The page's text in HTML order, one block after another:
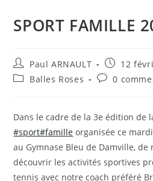
SPORT FAMILLE
Auteur/autrice
de
la
Paul ARNAULT
Publication
publiée :
12
PostBalles Roses
publication :
0
Dans le cadre de la 3e édition de
#sport#famille organisée ce
au Gymnase Bleu de Damville,
découvrir les activités sportives
tennis avec notre coach préféré